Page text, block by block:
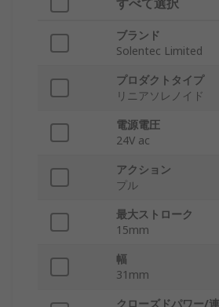
すべて選択
ブランド
Solentec Limited
プロダクトタイプ
リニアソレノイド
電源電圧
24V ac
アクション
プル
最大ストローク
15mm
幅
31mm
クローズドパワー/